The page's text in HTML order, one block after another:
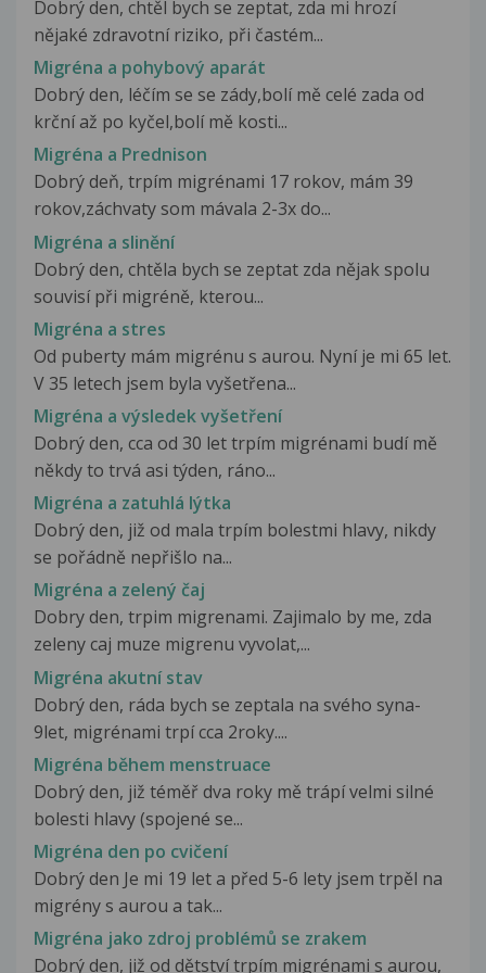
Dobrý den, chtěl bych se zeptat, zda mi hrozí
nějaké zdravotní riziko, při častém...
Migréna a pohybový aparát
Dobrý den, léčím se se zády,bolí mě celé zada od
krční až po kyčel,bolí mě kosti...
Migréna a Prednison
Dobrý deň, trpím migrénami 17 rokov, mám 39
rokov,záchvaty som mávala 2-3x do...
Migréna a slinění
Dobrý den, chtěla bych se zeptat zda nějak spolu
souvisí při migréně, kterou...
Migréna a stres
Od puberty mám migrénu s aurou. Nyní je mi 65 let.
V 35 letech jsem byla vyšetřena...
Migréna a výsledek vyšetření
Dobrý den, cca od 30 let trpím migrénami budí mě
někdy to trvá asi týden, ráno...
Migréna a zatuhlá lýtka
Dobrý den, již od mala trpím bolestmi hlavy, nikdy
se pořádně nepřišlo na...
Migréna a zelený čaj
Dobry den, trpim migrenami. Zajimalo by me, zda
zeleny caj muze migrenu vyvolat,...
Migréna akutní stav
Dobrý den, ráda bych se zeptala na svého syna-
9let, migrénami trpí cca 2roky....
Migréna během menstruace
Dobrý den, již téměř dva roky mě trápí velmi silné
bolesti hlavy (spojené se...
Migréna den po cvičení
Dobrý den Je mi 19 let a před 5-6 lety jsem trpěl na
migrény s aurou a tak...
Migréna jako zdroj problémů se zrakem
Dobrý den, již od dětství trpím migrénami s aurou,